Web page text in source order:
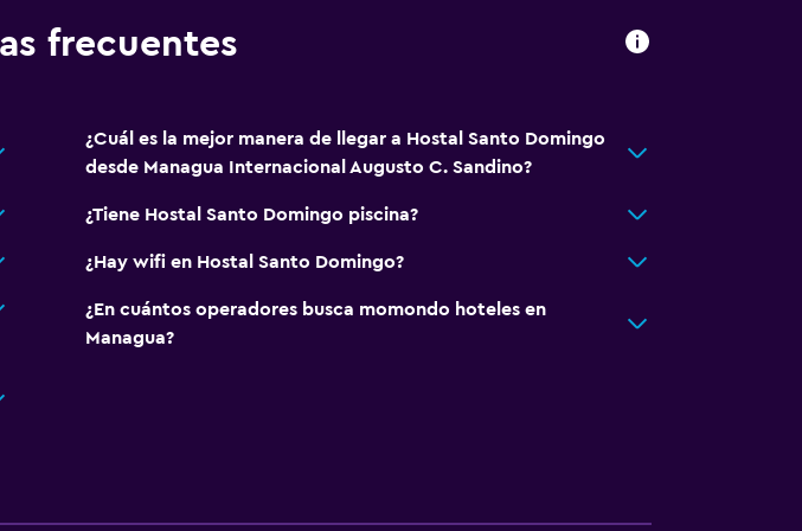
frecuentes
¿Cuál es la mejor manera de llegar a Hostal Santo Domingo
desde Managua Internacional Augusto C. Sandino?
¿Tiene Hostal Santo Domingo piscina?
¿Hay wifi en Hostal Santo Domingo?
¿En cuántos operadores busca momondo hoteles en
Managua?